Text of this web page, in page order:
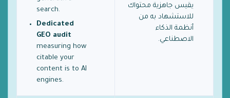
يقيس جاهزية محتواك
للاستشهاد به من
أنظمة الذكاء
الاصطناعي.
search.
Dedicated
GEO audit
measuring how
citable your
content is to AI
engines.